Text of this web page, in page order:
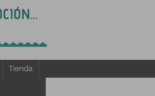
Tienda